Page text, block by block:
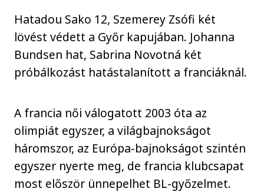
Hatadou Sako 12, Szemerey Zsófi két
lövést védett a Győr kapujában. Johanna
Bundsen hat, Sabrina Novotná két
próbálkozást hatástalanított a franciáknál.
A francia női válogatott 2003 óta az
olimpiát egyszer, a világbajnokságot
háromszor, az Európa-bajnokságot szintén
egyszer nyerte meg, de francia klubcsapat
most először ünnepelhet BL-győzelmet.